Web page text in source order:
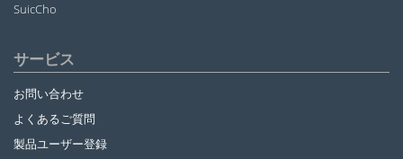
SuicCho
サービス
お問い合わせ
よくあるご質問
製品ユーザー登録